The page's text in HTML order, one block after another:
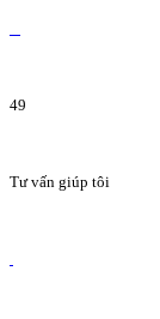
49
Tư vấn giúp tôi